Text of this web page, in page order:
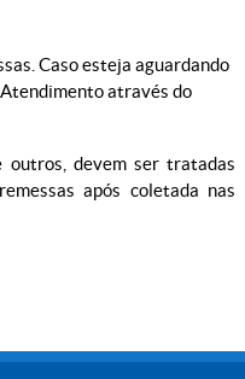
Caso esteja aguardando
através do
outros, devem ser tratadas
após coletada nas